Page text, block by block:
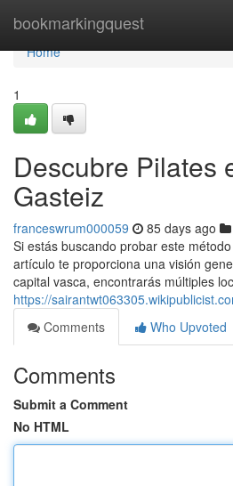
bookmarkingquest
Home
Home
1
Descubre Pilates
Gasteiz
franceswrum000059 85 days ago
Si estás buscando probar este
artículo te proporciona una visión
capital vasca, encontrarás múltiples
https://
Comments
Who Upvoted
Comments
Submit a Comment
No HTML